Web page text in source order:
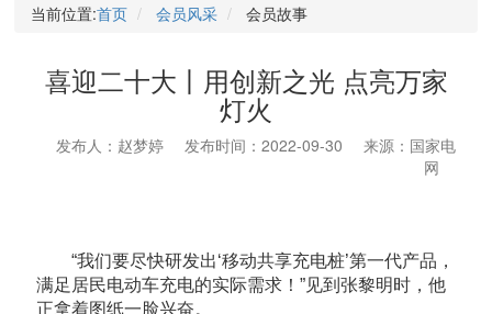
当前位置:首页 会员风采 会员故事
喜迎二十大丨用创新之光 点亮万家
灯火
发布人：赵梦婷 发布时间：2022-09-30
来源：国家电
网
“我们要尽快研发出‘移动共享充电桩’第一代产品，
满足居民电动车充电的实际需求！”见到张黎明时，他
正拿着图纸一脸兴奋。